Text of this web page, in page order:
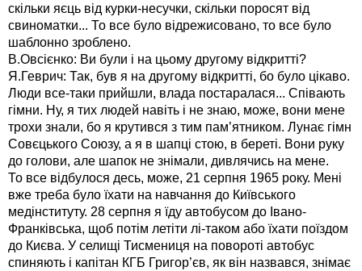
скільки яєць від курки-несучки, скільки поросят від
свиноматки... То все було відрежисовано, то все було
шаблонно зроблено.
В.Овсієнко: Ви були і на цьому другому відкритті?
Я.Геврич: Так, був я на другому відкритті, бо було цікаво.
Люди все-таки прийшли, влада постаралася... Співають
гімни. Ну, я тих людей навіть і не знаю, може, вони мене
трохи знали, бо я крутився з тим пам’ятником. Лунає гімн
Совєцького Союзу, а я в шапці стою, в береті. Вони руку
до голови, але шапок не знімали, дивлячись на мене.
То все відбулося десь, може, 21 серпня 1965 року. Мені
вже треба було їхати на навчання до Київського
медінституту. 28 серпня я їду автобусом до Івано-
Франківська, щоб потім летіти лі-таком або їхати поїздом
до Києва. У селищі Тисмениця на повороті автобус
спиняють і капітан КГБ Григор’єв, як він назвався, знімає